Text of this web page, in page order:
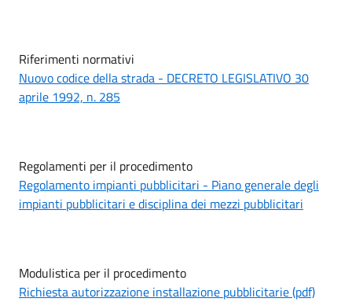
Riferimenti normativi
Nuovo codice della strada - DECRETO LEGISLATIVO 30
aprile 1992, n. 285
Regolamenti per il procedimento
Regolamento impianti pubblicitari - Piano generale degli
impianti pubblicitari e disciplina dei mezzi pubblicitari
Modulistica per il procedimento
Richiesta autorizzazione installazione pubblicitarie (pdf)